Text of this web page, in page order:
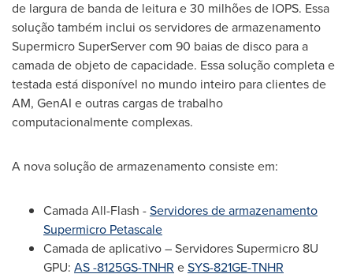
de largura de banda de leitura e 30 milhões de IOPS. Essa
solução também inclui os servidores de armazenamento
Supermicro SuperServer com 90 baias de disco para a
camada de objeto de capacidade. Essa solução completa e
testada está disponível no mundo inteiro para clientes de
AM, GenAI e outras cargas de trabalho
computacionalmente complexas.
A nova solução de armazenamento consiste em:
Camada All-Flash -Servidores de armazenamento
Supermicro Petascale
Camada de aplicativo – Servidores Supermicro 8U
GPU: AS -8125GS-TNHR eSYS-821GE-TNHR